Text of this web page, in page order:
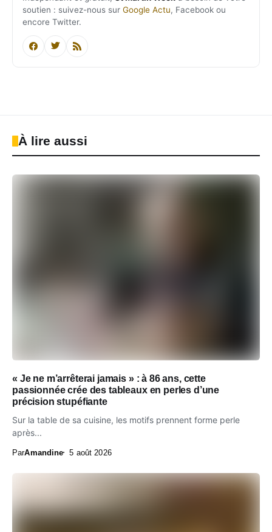
soutien : suivez-nous sur Google Actu, Facebook ou
encore Twitter.
À lire aussi
« Je ne m’arrêterai jamais » : à 86 ans, cette
passionnée crée des tableaux en perles d’une
précision stupéfiante
Sur la table de sa cuisine, les motifs prennent forme perle
après...
ParAmandine 5 août 2026